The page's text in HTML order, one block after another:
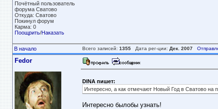
Почётный пользователь
форума Сватово
Откуда: Сватово
Покинул форум
Карма: 0
Поощрить/Наказать
В начало Всего записей: 1355Дата рег-ции: Дек. 2007
Fedor
DINA пишет:
Интересно, а как отмечают Новый Год в Сватово на
Интересно былобы узнать!